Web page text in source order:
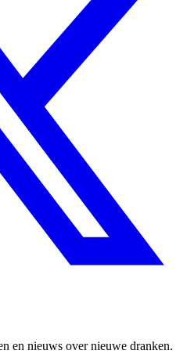
en nieuws over nieuwe dranken.